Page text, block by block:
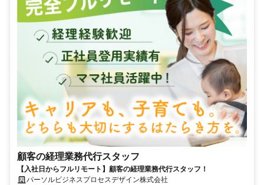
顧客の経理業務代行スタッフ
【入社日からフルリモート】顧客の経理業務代行スタッフ！
パーソルビジネスプロセスデザイン株式会社